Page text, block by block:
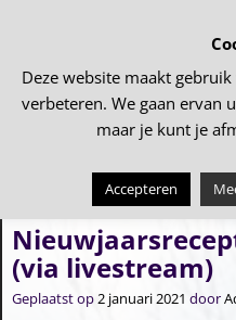
Bericht navigatie
Sint Maarten
(via livestream)
Geplaatst op2 januari 2021 door
Deze website maakt
verbeteren. We gaan ervan
maar je kunt je
Accepteren